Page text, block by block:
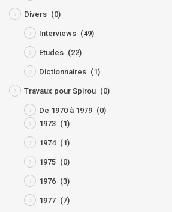
Divers (0)
Interviews (49)
Etudes (22)
Dictionnaires (1)
Travaux pour Spirou (0)
De 1970 à 1979 (0)
1973 (1)
1974 (1)
1975 (0)
1976 (3)
1977 (7)